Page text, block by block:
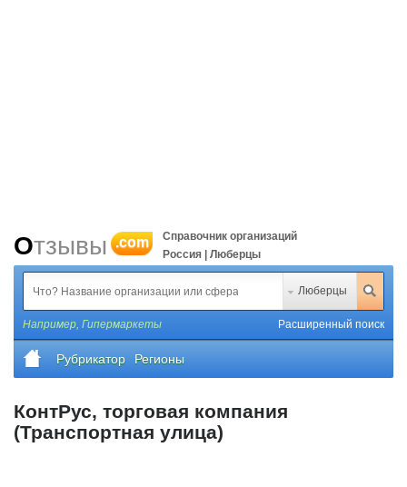
Отзывы .com
Справочник организаций
Россия | Люберцы
Люберцы
Например, Гипермаркеты Расширенный поиск
Рубрикатор Регионы
КонтРус, торговая компания
(Транспортная улица)